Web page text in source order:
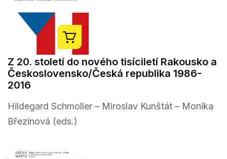
Z 20. století do nového tisíciletí Rakousko a
Československo/Česká republika 1986-
2016
Hildegard Schmoller – Miroslav Kunštát – Monika
Březinová (eds.)